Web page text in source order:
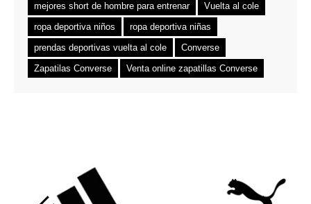
mejores short de hombre para entrenar
Vuelta al cole
ropa deportiva niños
ropa deportiva niñas
prendas deportivas vuelta al cole
Converse
Zapatilas Converse
Venta online zapatillas Converse